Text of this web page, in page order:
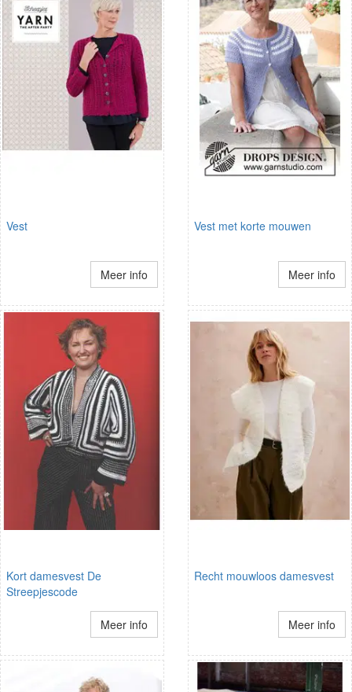
Vest
Meer info
Vest met korte mouwen
Meer info
Kort damesvest De
Streepjescode
Meer info
Recht mouwloos damesvest
Meer info